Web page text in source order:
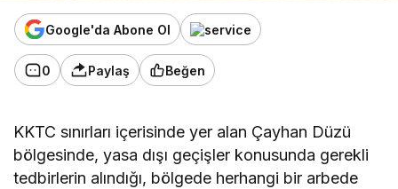
Google'da Abone Ol
0 Paylaş Beğen
KKTC sınırları içerisinde yer alan Çayhan Düzü
bölgesinde, yasa dışı geçişler konusunda gerekli
tedbirlerin alındığı, bölgede herhangi bir arbede